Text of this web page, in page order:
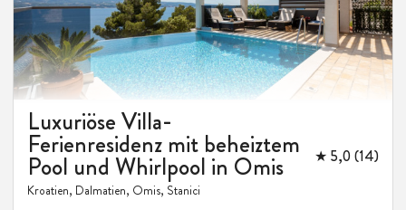
Luxuriöse Villa-
Ferienresidenz mit beheiztem
Pool und Whirlpool in Omis ★ 5,0 (14)
Kroatien, Dalmatien, Omis, Stanici